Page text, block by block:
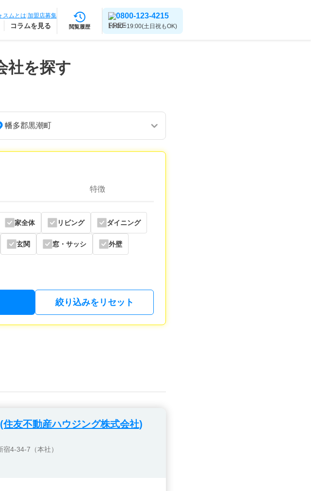
スムとは|加盟店募集
コラムを見る 閲覧履歴
0800-123-4215
10:00~19:00(土日祝もOK)
社を探す
幡多郡黒潮町
特徴
家全体 リビング ダイニング
玄関 窓・サッシ 外壁
絞り込みをリセット
友不動産ハウジング株式会社)
4-34-7（本社）